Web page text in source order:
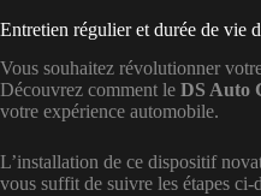
Entretien régulier et durée de vie
Vous souhaitez révolutionner
Découvrez comment le DS Auto
votre expérience automobile.
L’installation de ce dispositif
vous suffit de suivre les étapes ci-